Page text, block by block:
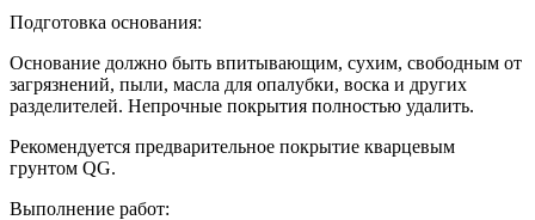
Подготовка основания:
Основание должно быть впитывающим, сухим, свободным от
загрязнений, пыли, масла для опалубки, воска и других
разделителей. Непрочные покрытия полностью удалить.
Рекомендуется предварительное покрытие кварцевым
грунтом QG.
Выполнение работ: